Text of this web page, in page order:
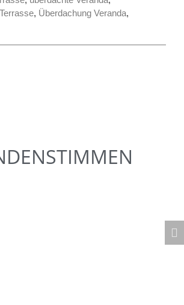
, Überdachung Veranda,